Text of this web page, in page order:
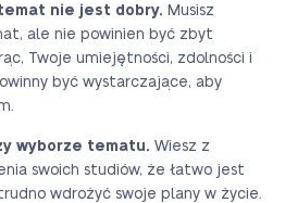
nie jest dobry. Musisz
ale nie powinien być zbyt
Twoje umiejętności, zdolności i
być wystarczające, aby
wyborze tematu. Wiesz z
swoich studiów, że łatwo jest
wdrożyć swoje plany w życie.